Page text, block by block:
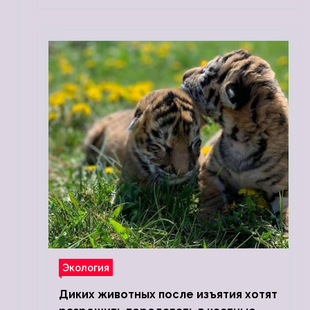
Экология
Диких животных после изъятия хотят